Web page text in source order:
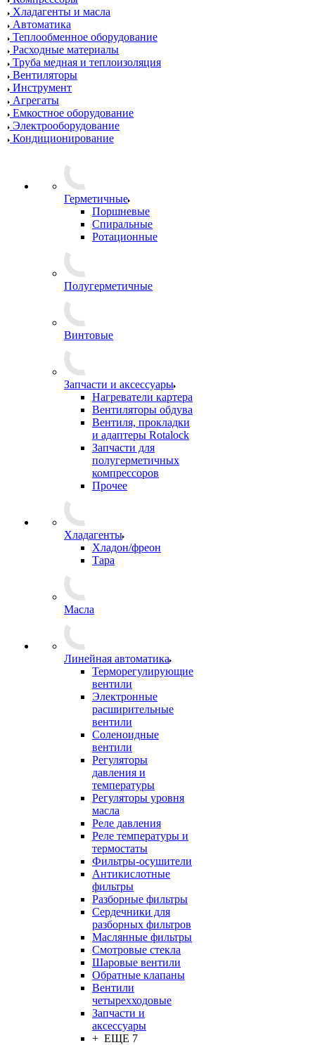
Хладагенты и масла
Автоматика
Теплообменное оборудование
Расходные материалы
Труба медная и теплоизоляция
Вентиляторы
Инструмент
Агрегаты
Емкостное оборудование
Электрооборудование
Кондиционирование
Герметичные
Поршневые
Спиральные
Ротационные
Полугерметичные
Винтовые
Запчасти и аксессуары
Нагреватели картера
Вентиляторы обдува
Вентиля, прокладки
и адаптеры Rotalock
Запчасти для
полугерметичных
компрессоров
Прочее
Хладагенты
Хладон/фреон
Тара
Масла
Линейная автоматика
Терморегулирующие
вентили
Электронные
расширительные
вентили
Соленоидные
вентили
Регуляторы
давления и
температуры
Регуляторы уровня
масла
Реле давления
Реле температуры и
термостаты
Фильтры-осушители
Антикислотные
фильтры
Разборные фильтры
Сердечники для
разборных фильтров
Маслянные фильтры
Смотровые стекла
Шаровые вентили
Обратные клапаны
Вентили
четырехходовые
Запчасти и
аксессуары
+ ЕЩЕ 7